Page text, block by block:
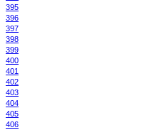
395
396
397
398
399
400
401
402
403
404
405
406